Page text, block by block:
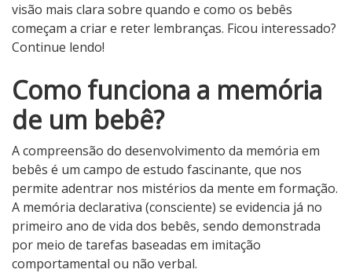
visão mais clara sobre quando e como os bebês
começam a criar e reter lembranças. Ficou interessado?
Continue lendo!
Como funciona a memória
de um bebê?
A compreensão do desenvolvimento da memória em
bebês é um campo de estudo fascinante, que nos
permite adentrar nos mistérios da mente em formação.
A memória declarativa (consciente) se evidencia já no
primeiro ano de vida dos bebês, sendo demonstrada
por meio de tarefas baseadas em imitação
comportamental ou não verbal.